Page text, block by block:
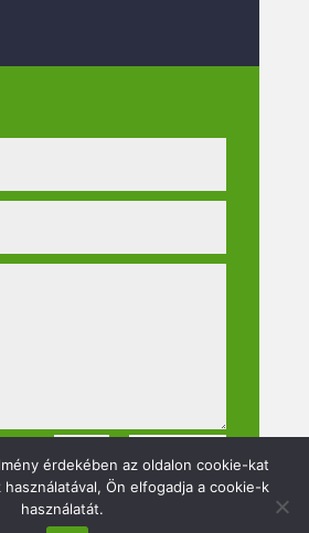
4= Küldés
érdekében az oldalon cookie-kat
használatával, Ön elfogadja a cookie-k
használatát.